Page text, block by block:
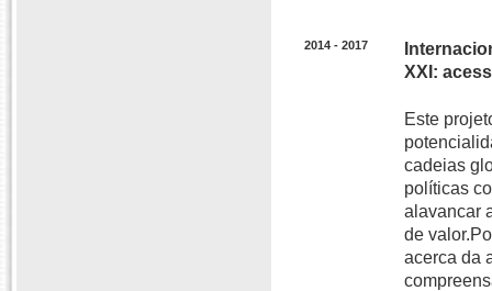
2014 - 2017
XXI:
Este
cadeias
políticas
alavancar
de
acerca da